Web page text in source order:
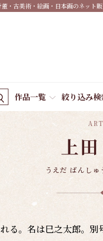
董・古美術・絵画・日本画のネット
作品一覧 絞り込み
上
うえだ ばんしゅ
る。名は巳之太郎。